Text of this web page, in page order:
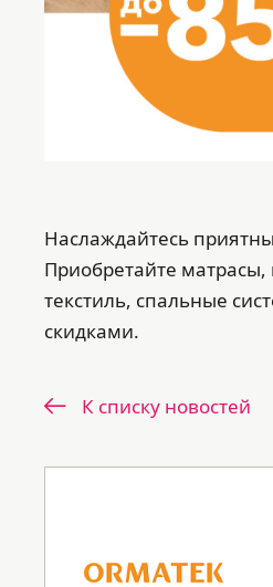
Наслаждайтесь
Приобретайте
текстиль, спальные
скидками.
К списку новостей